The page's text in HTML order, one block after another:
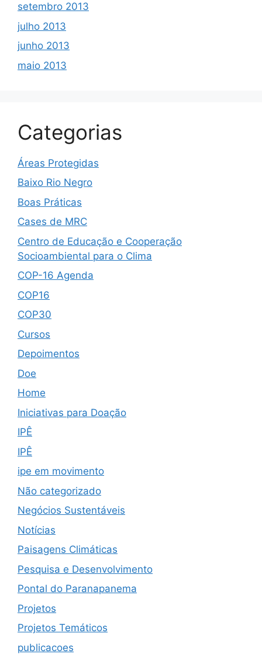
setembro 2013
julho 2013
junho 2013
maio 2013
Categorias
Áreas Protegidas
Baixo Rio Negro
Boas Práticas
Cases de MRC
Centro de Educação e Cooperação
Socioambiental para o Clima
COP-16 Agenda
COP16
COP30
Cursos
Depoimentos
Doe
Home
Iniciativas para Doação
IPÊ
IPÊ
ipe em movimento
Não categorizado
Negócios Sustentáveis
Notícias
Paisagens Climáticas
Pesquisa e Desenvolvimento
Pontal do Paranapanema
Projetos
Projetos Temáticos
publicacoes